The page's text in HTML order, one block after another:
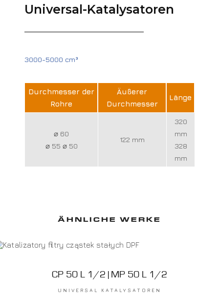
Universal-Katalysatoren
3000-5000 cm³
Durchmesser der
Rohre
Äußerer
Durchmesser
Länge
⌀ 60
⌀ 55 ⌀ 50
122 mm
320
mm
328
mm
ÄHNLICHE WERKE
CP 50 L 1/2 | MP 50 L 1/2
UNIVERSAL KATALYSATOREN